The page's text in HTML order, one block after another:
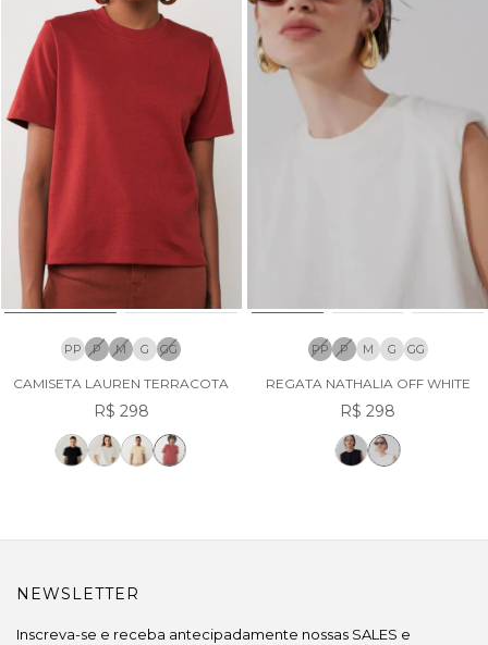
PP P M G GG
CAMISETA LAUREN TERRACOTA
R$ 298
PP P M G GG
REGATA NATHALIA OFF WHITE
R$ 298
NEWSLETTER
Inscreva-se e receba antecipadamente nossas SALES e